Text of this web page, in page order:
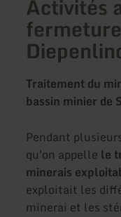
Activités
Traitement du
bassin minier de
Pendant
qu'on appelle le
minerais
exploitait les
minerai et les